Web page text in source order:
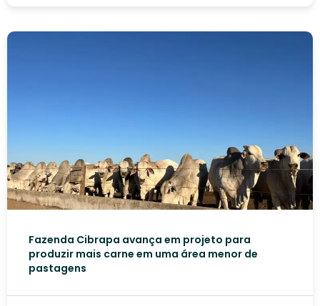
Fazenda Cibrapa avança em projeto para
produzir mais carne em uma área menor de
pastagens